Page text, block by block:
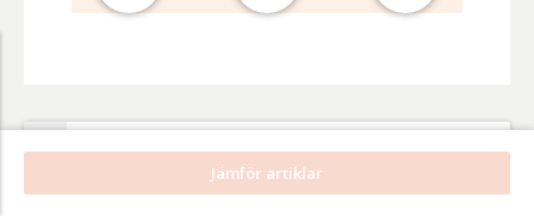
Välj
Roll
Pizza Roll BBQ Chicken
Pizza Roll BBQ Chicken
Jämför artiklar